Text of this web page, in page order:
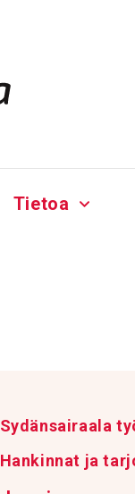
Tietoa
Sydänsairaala
Hankinnat ja